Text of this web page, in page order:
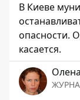
В Киеве
опасности.
касается.